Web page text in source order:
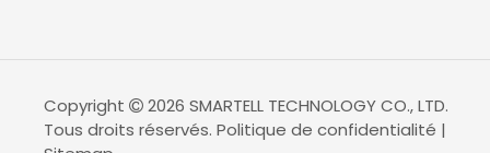
Copyright  2026 SMARTELL TECHNOLOGY CO., LTD.
Tous droits réservés. Politique de confidentialité |